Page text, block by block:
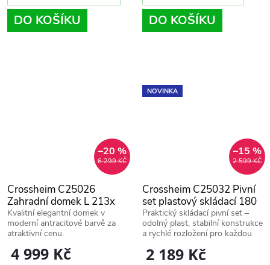
DO KOŠÍKU DO KOŠÍKU
6 299 KČ
–20 %
Crossheim C25026
Zahradní domek L 213x
131 x 195 cm, šedý
4 999 Kč
Kvalitní elegantní domek v
moderní antracitové barvě za
atraktivní cenu.
NOVINKA
2 599 KČ
–15 %
Crossheim C25032 Pivní
set plastový skládací 180
cm bílá
2 189 Kč
Praktický skládací pivní set –
odolný plast, stabilní konstrukce
a rychlé rozložení pro každou